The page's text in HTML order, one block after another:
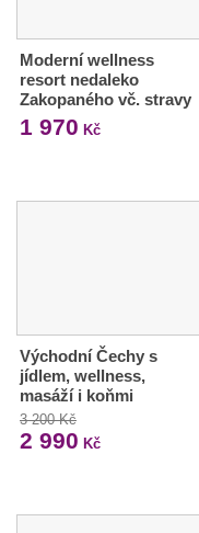
Moderní wellness
resort nedaleko
Zakopaného vč. stravy
1 970 Kč
Východní Čechy s
jídlem, wellness,
masáží i koňmi
3 200 Kč
2 990 Kč